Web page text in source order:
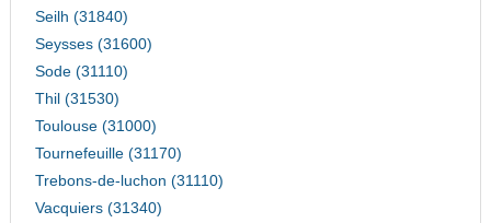
Seilh (31840)
Seysses (31600)
Sode (31110)
Thil (31530)
Toulouse (31000)
Tournefeuille (31170)
Trebons-de-luchon (31110)
Vacquiers (31340)